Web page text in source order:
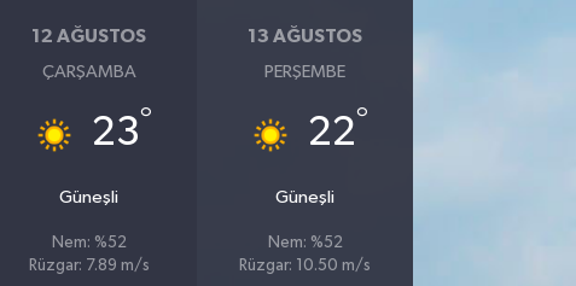
12 AĞUSTOS
ÇARŞAMBA
23°
Güneşli
Nem: %52
Rüzgar: 7.89 m/s
13 AĞUSTOS
PERŞEMBE
22°
Güneşli
Nem: %52
Rüzgar: 10.50 m/s